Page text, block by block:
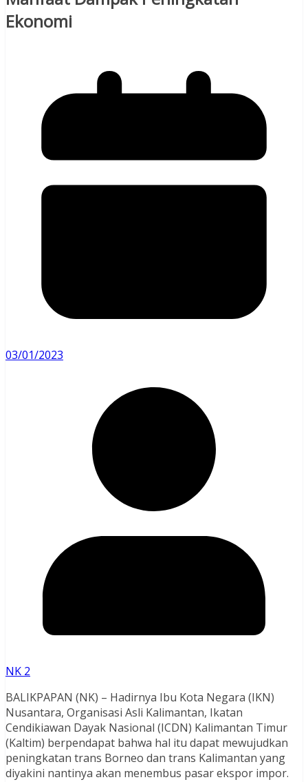
Ekonomi
03/01/2023
NK 2
BALIKPAPAN (NK) – Hadirnya Ibu Kota Negara (IKN)
Nusantara, Organisasi Asli Kalimantan, Ikatan
Cendikiawan Dayak Nasional (ICDN) Kalimantan Timur
(Kaltim) berpendapat bahwa hal itu dapat mewujudkan
peningkatan trans Borneo dan trans Kalimantan yang
diyakini nantinya akan menembus pasar ekspor impor.